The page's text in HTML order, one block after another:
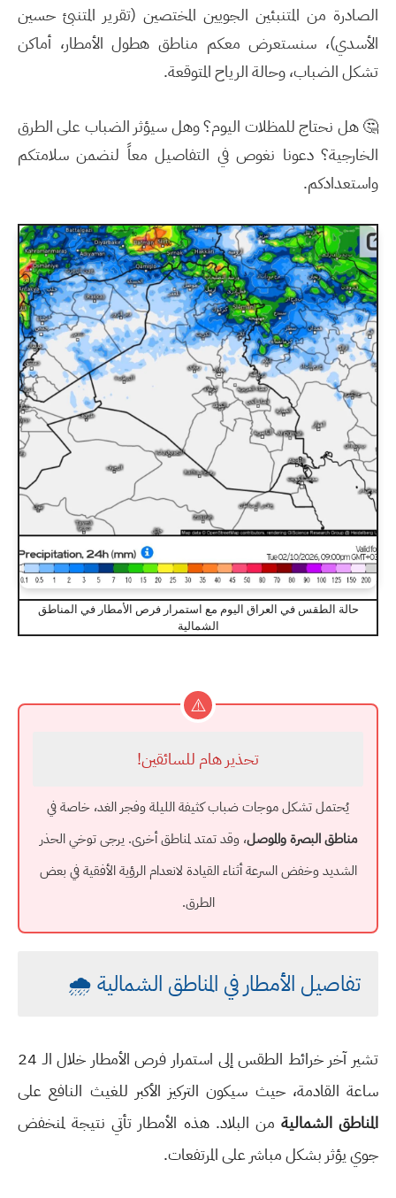
الصادرة من المتنبئين الجويين المختصين (تقرير المتنبئ حسين
الأسدي)، سنستعرض معكم مناطق هطول الأمطار، أماكن
تشكل الضباب، وحالة الرياح المتوقعة.
🤔 هل نحتاج للمظلات اليوم؟ وهل سيؤثر الضباب على الطرق
الخارجية؟ دعونا نغوص في التفاصيل معاً لنضمن سلامتكم
واستعدادكم.
حالة الطقس في العراق اليوم مع استمرار فرص الأمطار في المناطق
الشمالية
⚠️
تحذير هام للسائقين!
يُحتمل تشكل موجات ضباب كثيفة الليلة وفجر الغد، خاصة في
مناطق البصرة والموصل، وقد تمتد لمناطق أخرى. يرجى توخي الحذر
الشديد وخفض السرعة أثناء القيادة لانعدام الرؤية الأفقية في بعض
الطرق.
تفاصيل الأمطار في المناطق الشمالية 🌧️
تشير آخر خرائط الطقس إلى استمرار فرص الأمطار خلال الـ 24
ساعة القادمة، حيث سيكون التركيز الأكبر للغيث النافع على
المناطق الشمالية من البلاد. هذه الأمطار تأتي نتيجة لمنخفض
جوي يؤثر بشكل مباشر على المرتفعات.